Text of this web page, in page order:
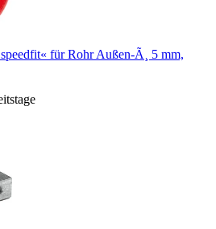
für Rohr Außen-Ã¸ 5 mm,